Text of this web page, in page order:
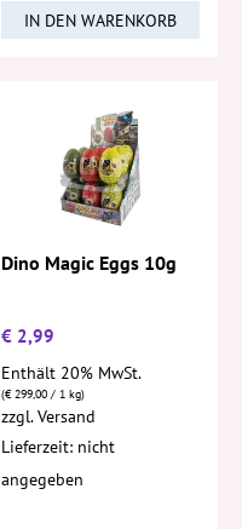
IN DEN WARENKORB
Dino Magic Eggs 10g
€ 2,99
Enthält 20% MwSt.
(€ 299,00 / 1 kg)
zzgl.Versand
Lieferzeit: nicht
angegeben